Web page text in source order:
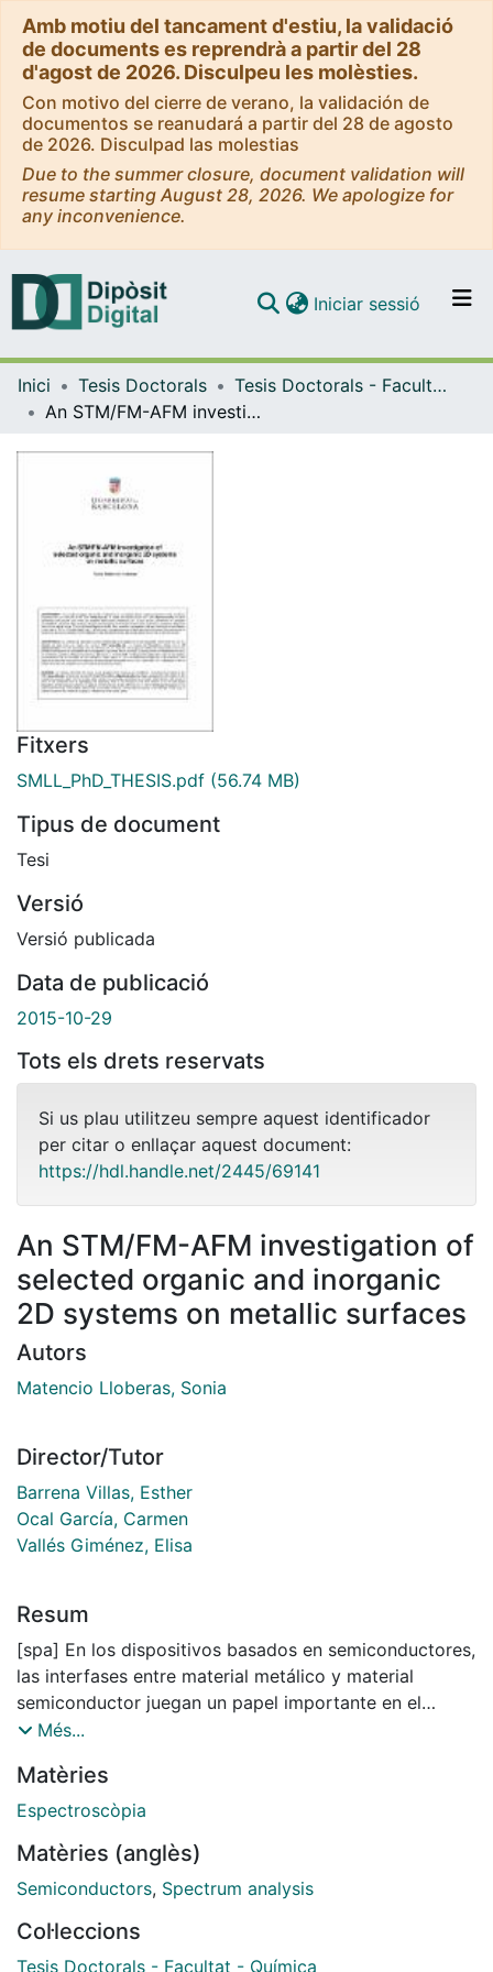
Amb motiu del tancament d'estiu, la validació
de documents es reprendrà a partir del 28
d'agost de 2026. Disculpeu les molèsties.
Con motivo del cierre de verano, la validación de
documentos se reanudará a partir del 28 de agosto
de 2026. Disculpad las molestias
Due to the summer closure, document validation will
resume starting August 28, 2026. We apologize for
any inconvenience.
Navega per tot el DD
Iniciar sessió (current)
Inici Tesis Doctorals
Tesis Doctorals - Facultat - Química
An STM/FM-AFM investigation of selected organic and inorganic 2D systems on metallic surfaces
Fitxers
SMLL_PhD_THESIS.pdf (56.74 MB)
Tipus de document
Tesi
Versió
Versió publicada
Data de publicació
2015-10-29
Tots els drets reservats
Si us plau utilitzeu sempre aquest identificador
per citar o enllaçar aquest document:
https://hdl.handle.net/2445/69141
An STM/FM-AFM investigation of
selected organic and inorganic
2D systems on metallic surfaces
Autors
Matencio Lloberas, Sonia
Director/Tutor
Barrena Villas, Esther
Ocal García, Carmen
Vallés Giménez, Elisa
Resum
[spa] En los dispositivos basados en semiconductores,
las interfases entre material metálico y material
semiconductor juegan un papel importante en el
funcionamiento final de dichos dispositivos. Algunos
diodos emisores de luz y los transistores de efecto
campo. En las interfases metal/semiconductor se
el correcto funcionamiento de éstos, como la
inyección de carga o la separación de excitones. La
conocimiento a nivel atómico de las interfases desde
un punto de vista estructural y electrónico. Por
Més...
Matèries
Espectroscòpia
Matèries (anglès)
Semiconductors, Spectrum analysis
Col·leccions
Tesis Doctorals - Facultat - Química